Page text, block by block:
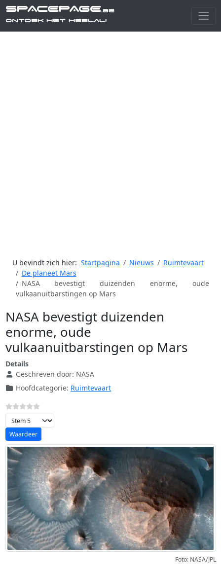
SPACEPAGE.be
Ontdek het heelal!
U bevindt zich hier: Startpagina Nieuws
Ruimtevaart
De planeet Mars
NASA bevestigt duizenden enorme, oude
vulkaanuitbarstingen op Mars
NASA bevestigt duizenden
enorme, oude
vulkaanuitbarstingen op Mars
Details
Geschreven door: NASA
Hoofdcategorie: Ruimtevaart
Voeg waardering toe
Foto: NASA/JPL